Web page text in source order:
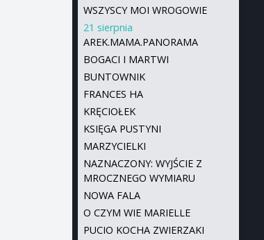
WSZYSCY MOI WROGOWIE
21 sierpnia
AREK.MAMA.PANORAMA
BOGACI I MARTWI
BUNTOWNIK
FRANCES HA
KRĘCIOŁEK
KSIĘGA PUSTYNI
MARZYCIELKI
NAZNACZONY: WYJŚCIE Z
MROCZNEGO WYMIARU
NOWA FALA
O CZYM WIE MARIELLE
PUCIO KOCHA ZWIERZAKI